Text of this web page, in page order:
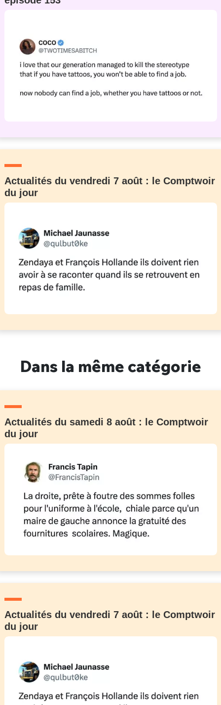
Actualités du vendredi 7 août : le Comptwoir
du jour
Dans la même catégorie
Actualités du samedi 8 août : le Comptwoir
du jour
Actualités du vendredi 7 août : le Comptwoir
du jour